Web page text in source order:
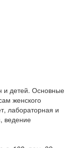
и детей. Основные
женского
лабораторная и
ведение